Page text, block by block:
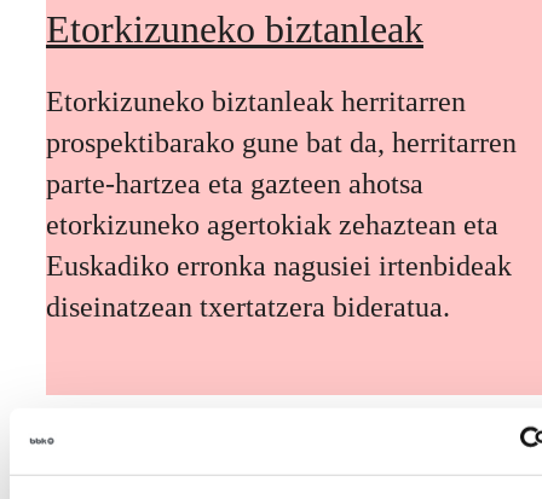
Etorkizuneko biztanleak
Etorkizuneko biztanleak herritarren
prospektibarako gune bat da, herritarren
parte-hartzea eta gazteen ahotsa
etorkizuneko agertokiak zehaztean eta
Euskadiko erronka nagusiei irtenbideak
diseinatzean txertatzera bideratua.